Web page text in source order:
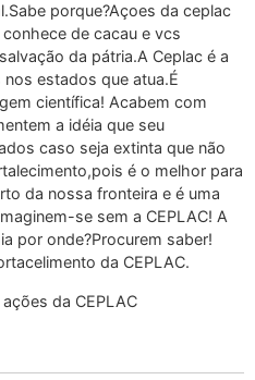
porque?Açoes da ceplac
de cacau e vcs
da pátria.A Ceplac é a
estados que atua.É
científica! Acabem com
a idéia que seu
caso seja extinta que não
é o melhor para
da nossa fronteira e é uma
se sem a CEPLAC! A
por onde?Procurem saber!
da CEPLAC.
da CEPLAC